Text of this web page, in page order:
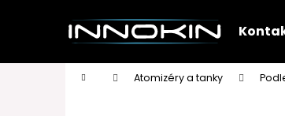
Domů Atomizéry a tanky
í
Zpět
do
Zpět
do